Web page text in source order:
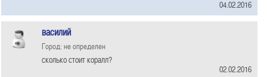
04.02.2016
василий
Город: не определен
сколько стоит коралл?
02.02.2016